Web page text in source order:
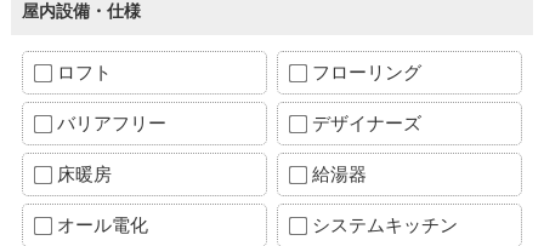
屋内設備・仕様
ロフト フローリング
バリアフリー デザイナーズ
床暖房 給湯器
オール電化 システムキッチン